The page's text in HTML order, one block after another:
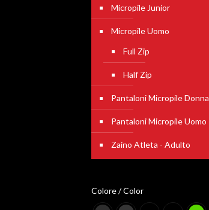
Micropile Junior
Micropile Uomo
Full Zip
Half Zip
Pantaloni Micropile Donna
Pantaloni Micropile Uomo
Zaino Atleta - Adulto
Colore / Color